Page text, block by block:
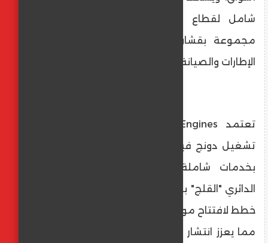
شامل لقطاع النقل التجاري ضمن مظلة
مجموعة بقشان، من المركبات إلى خدمات
الإطارات والصيانة.
تشغيل دونج فينج على شبكة تشغيل قوية،
الدائري "القلج" بجوار بنزينة — توتال القاهرة، مع
خطط لافتتاح مواقع أخرى في المرحلة المقبلة،
مما يعزز انتشار العلامة وتوافر خدمات ما بعد